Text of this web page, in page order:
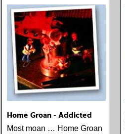
The Reckoning (Three
Crows) 06. Ray
Lamontagne - Supernova
(Stone Dwarf) 07
Home Groan - Addicted
Most moan … Home Groan